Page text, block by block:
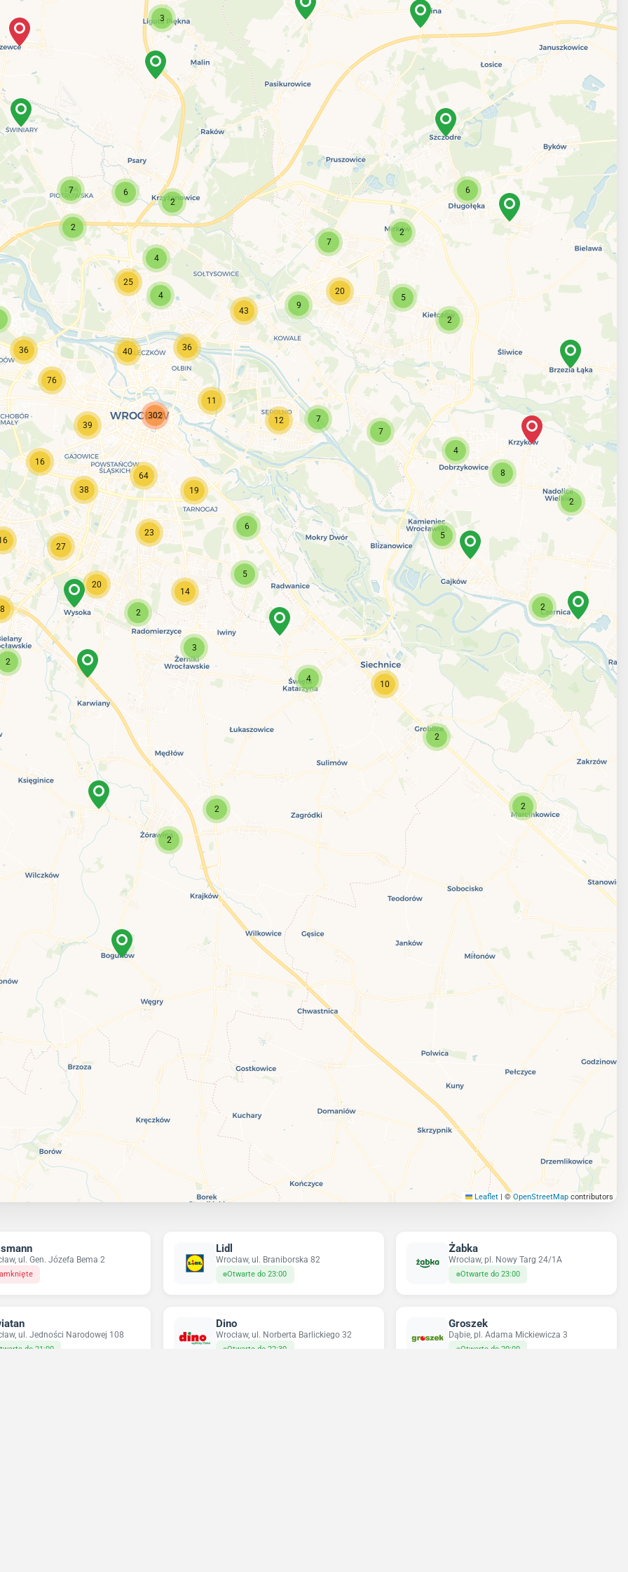
11
36
4
12
4
6
7
9
2
2
5
27
14
2
20
20
6
7
7
7
3
5
2
2
2
4
4
5
8
10
6
3
2
2
2
2
2
2
302
40
64
39
19
76
23
25
43
16
38
36
Leaflet | © OpenStreetMap contributors
ul. Gen. Józefa Bema 2
Lidl
Wrocław, ul. Braniborska 82
Otwarte do 23:00
Żabka
Wrocław, pl. Nowy Targ 24/1A
Otwarte do 23:00
ul. Jedności Narodowej 108
do 21:00
Dino
Wrocław, ul. Norberta Barlickiego 32
Otwarte do 22:30
Groszek
Dąbie, pl. Adama Mickiewicza 3
Otwarte do 20:00